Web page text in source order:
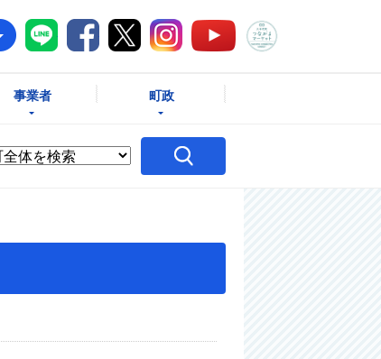
八千代町LINE
八千代町Facebook
八千代町X八千代町Instagram八千代町YouTube
事業者 町政